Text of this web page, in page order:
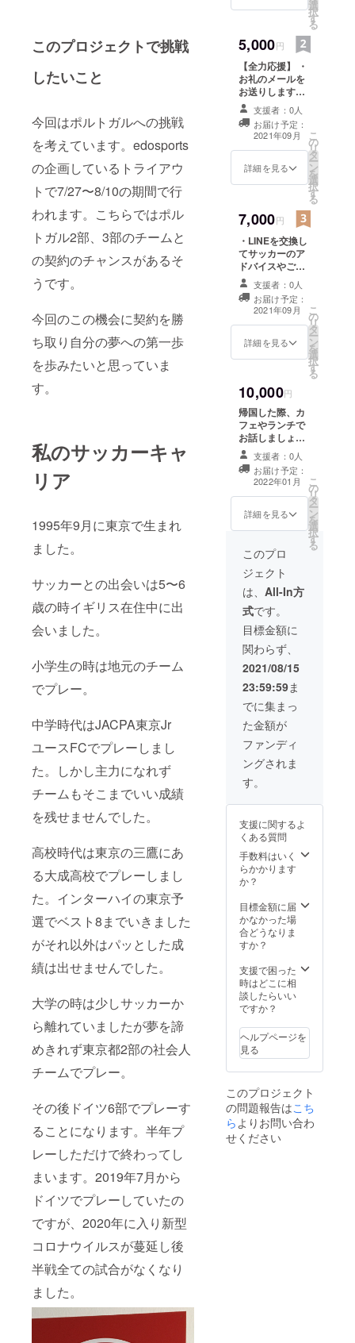
このプロジェクトで挑戦
したいこと
今回はポルトガルへの挑戦
を考えています。edosports
の企画しているトライアウ
トで7/27〜8/10の期間で行
われます。こちらではポル
トガル2部、3部のチームと
の契約のチャンスがあるそ
うです。
今回のこの機会に契約を勝
ち取り自分の夢への第一歩
を歩みたいと思っていま
す。
私のサッカーキャ
リア
1995年9月に東京で生まれ
ました。
サッカーとの出会いは5〜6
歳の時イギリス在住中に出
会いました。
小学生の時は地元のチーム
でプレー。
中学時代はJACPA東京Jr
ユースFCでプレーしまし
た。しかし主力になれず
チームもそこまでいい成績
を残せませんでした。
高校時代は東京の三鷹にあ
る大成高校でプレーしまし
た。インターハイの東京予
選でベスト8までいきました
がそれ以外はパッとした成
績は出せませんでした。
大学の時は少しサッカーか
ら離れていましたが夢を諦
めきれず東京都2部の社会人
チームでプレー。
その後ドイツ6部でプレーす
ることになります。半年プ
レーしただけで終わってし
まいます。2019年7月から
ドイツでプレーしていたの
ですが、2020年に入り新型
コロナウイルスが蔓延し後
半戦全ての試合がなくなり
ました。
選
択
す
る
5,000円
【全力応援】 ・
お礼のメールを
お送りします。
「本当頑張れ!」
と応援してくだ
さる方向けで
す。 皆様の支援
おかげで挑戦す
ることができま
動報告をメール
でお送りします
なお活動報告は
月末を予定して
おります。 この
活動報告の期間
は2021年9月か
ら2022年5月〜6
支援者：0人
お届け予定：
2021年09月
詳細を見る
こ
の
リ
タ
ー
ン
を
選
択
す
る
7,000円
・LINEを交換し
てサッカーのア
ドバイスやご相
談、サッカー以
外のことでも質
問していただい
たら、いつでも
自分の答えられ
る範囲でお答え
があります。) ※
期間は2021年9
月〜2021年12月
まででお願い致
します。（土日
祝を除く） 皆様
の支援のおかげ
で挑戦すること
ができます。本
当にありがとう
ございます。 公
序良俗に反する
内容、法令に違
反する内容など
はお受けできま
支援者：0人
お届け予定：
2021年09月
詳細を見る
こ
の
リ
タ
ー
ン
を
選
択
す
る
10,000円
帰国した際、カ
フェやランチで
お話しましょ
う！ 今までの話
だったり最近
あったことなど
楽しくお話しま
しょう 場所は東
京でお願いしま
す。 (※ 尚、代金
い致します。交
でお願い致しま
す。) なお自分が
帰国した時にな
ります。ご了承
ください。日程
調整はメールも
しくはご希望が
あればLINEを交
きますのでそち
らでやり取りさ
せていただきま
す。よろしくお
願いします。 皆
げで挑戦するこ
とができます。
本当にありがと
うございます。
公共の場所で面
会します。 有効
期限：2021年9
月〜2021年12月
支援者：0人
お届け予定：
2022年01月
詳細を見る
こ
の
リ
タ
ー
ン
を
選
択
す
る
このプロ
ジェクト
は、 All-In方
式です。
目標金額に
関わらず、
2021/08/15
23:59:59ま
でに集まっ
た金額が
ファンディ
ングされま
す。
支援に関するよ
くある質問
手数料はいく
らかかります
か？
目標金額に届
かなかった場
合どうなりま
すか？
支援で困った
時はどこに相
談したらいい
ですか？
ヘルプページを
見る
このプロジェクト
の問題報告はこち
らよりお問い合わ
せください